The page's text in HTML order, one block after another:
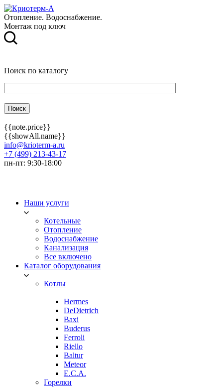
Отопление. Водоснабжение.
Монтаж под ключ
Поиск по каталогу
{{note.price}}
{{showAll.name}}
info@krioterm-a.ru
+7 (499) 213-43-17
пн-пт: 9:30-18:00
Наши услуги
Котельные
Отопление
Водоснабжение
Канализация
Все включено
Каталог оборудования
Котлы
Hermes
DeDietrich
Baxi
Buderus
Ferroli
Riello
Baltur
Meteor
E.C.A.
Горелки